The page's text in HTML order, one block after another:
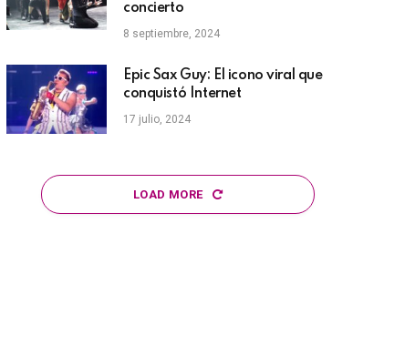
concierto
8 septiembre, 2024
Epic Sax Guy: El icono viral que
conquistó Internet
17 julio, 2024
LOAD MORE